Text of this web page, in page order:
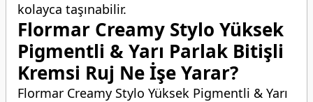
kolayca taşınabilir.
Flormar Creamy Stylo Yüksek
Pigmentli & Yarı Parlak Bitişli
Kremsi Ruj Ne İşe Yarar?
Flormar Creamy Stylo Yüksek Pigmentli & Yarı